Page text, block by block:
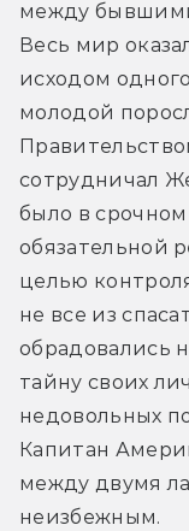
между
Весь мир
исходом
молодой
сотрудничал
было в
обязательной
целью
не все из
обрадовались
тайну своих
недовольных
Капитан
между двумя
неизбежным.